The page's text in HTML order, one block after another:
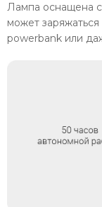
Лампа оснащена
может
powerbank или